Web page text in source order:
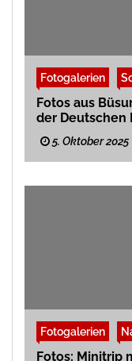
Fotogalerien
Fotos aus
der Deutschen
5. Oktober 2025
Fotogalerien
Fotos: Minitrip